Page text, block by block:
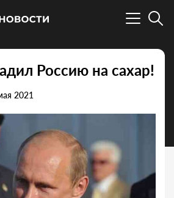
Россию на сахар!
2021